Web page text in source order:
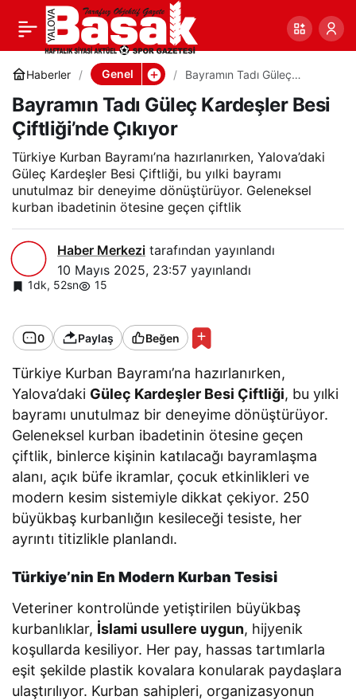
Haberler Genel
Bayramın Tadı Güleç
Çıkıyor
Bayramın Tadı Güleç Kardeşler Besi
Çiftliği’nde Çıkıyor
Türkiye Kurban Bayramı’na hazırlanırken, Yalova’daki
Güleç Kardeşler Besi Çiftliği, bu yılki bayramı
unutulmaz bir deneyime dönüştürüyor. Geleneksel
kurban ibadetinin ötesine geçen çiftlik
Haber Merkezi tarafından yayınlandı
10 Mayıs 2025, 23:57 yayınlandı
1dk, 52sn 15
0 Paylaş Beğen
Türkiye Kurban Bayramı’na hazırlanırken,
Yalova’daki Güleç Kardeşler Besi Çiftliği, bu yılki
bayramı unutulmaz bir deneyime dönüştürüyor.
Geleneksel kurban ibadetinin ötesine geçen
çiftlik, binlerce kişinin katılacağı bayramlaşma
alanı, açık büfe ikramlar, çocuk etkinlikleri ve
modern kesim sistemiyle dikkat çekiyor. 250
büyükbaş kurbanlığın kesileceği tesiste, her
ayrıntı titizlikle planlandı.
Türkiye’nin En Modern Kurban Tesisi
Veteriner kontrolünde yetiştirilen büyükbaş
kurbanlıklar, İslami usullere uygun, hijyenik
koşullarda kesiliyor. Her pay, hassas tartımlarla
eşit şekilde plastik kovalara konularak paydaşlara
ulaştırılıyor. Kurban sahipleri, organizasyonun
Bayramın Tadı Güleç
Kardeşler Besi
Çiftliği’nde Çıkıyor
0 Paylaş